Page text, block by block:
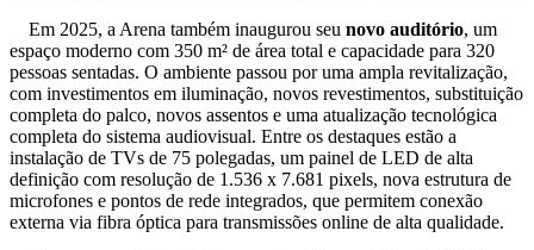
Em 2025, a Arena também inaugurou seu novo auditório, um
espaço moderno com 350 m² de área total e capacidade para 320
pessoas sentadas. O ambiente passou por uma ampla revitalização,
com investimentos em iluminação, novos revestimentos, substituição
completa do palco, novos assentos e uma atualização tecnológica
completa do sistema audiovisual. Entre os destaques estão a
instalação de TVs de 75 polegadas, um painel de LED de alta
definição com resolução de 1.536 x 7.681 pixels, nova estrutura de
microfones e pontos de rede integrados, que permitem conexão
externa via fibra óptica para transmissões online de alta qualidade.